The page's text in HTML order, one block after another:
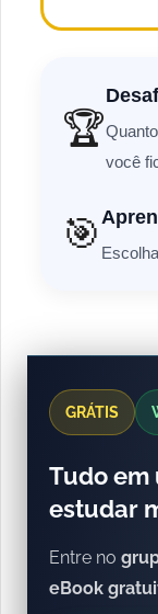
🏆
você
🎯
GRÁTIS
Tudo em
estudar
Entre no
eBook